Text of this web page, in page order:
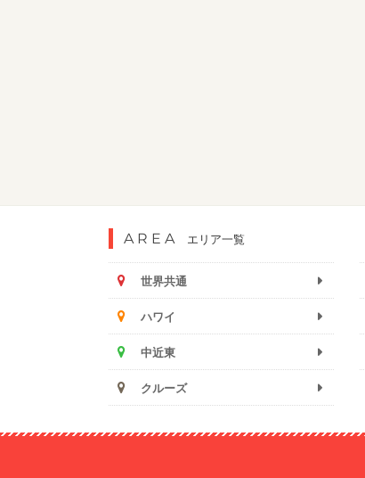
AREA エリア一覧
世界共通
ハワイ
中近東
クルーズ